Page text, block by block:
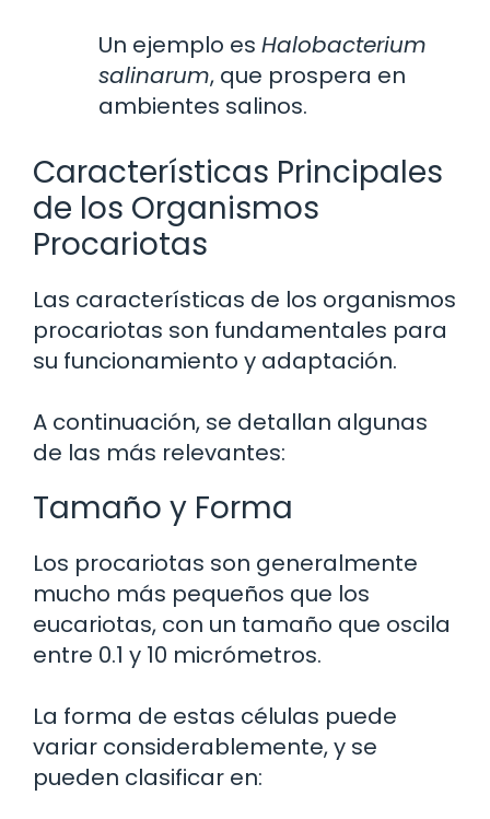
Un ejemplo es Halobacterium
salinarum, que prospera en
ambientes salinos.
Características Principales
de los Organismos
Procariotas
Las características de los organismos
procariotas son fundamentales para
su funcionamiento y adaptación.
A continuación, se detallan algunas
de las más relevantes:
Tamaño y Forma
Los procariotas son generalmente
mucho más pequeños que los
eucariotas, con un tamaño que oscila
entre 0.1 y 10 micrómetros.
La forma de estas células puede
variar considerablemente, y se
pueden clasificar en: